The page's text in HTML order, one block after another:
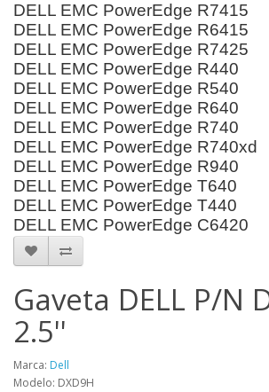
DELL EMC PowerEdge R7415
DELL EMC PowerEdge R6415
DELL EMC PowerEdge R7425
DELL EMC PowerEdge R440
DELL EMC PowerEdge R540
DELL EMC PowerEdge R640
DELL EMC PowerEdge R740
DELL EMC PowerEdge R740xd
DELL EMC PowerEdge R940
DELL EMC PowerEdge T640
DELL EMC PowerEdge T440
DELL EMC PowerEdge C6420
Gaveta DELL P/N
2.5''
Marca: Dell
Modelo: DXD9H